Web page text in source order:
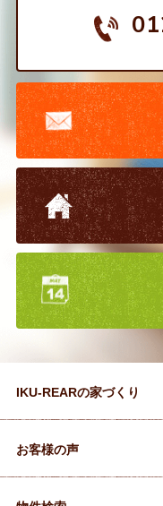
IKU-REARの家づくり
お客様の声